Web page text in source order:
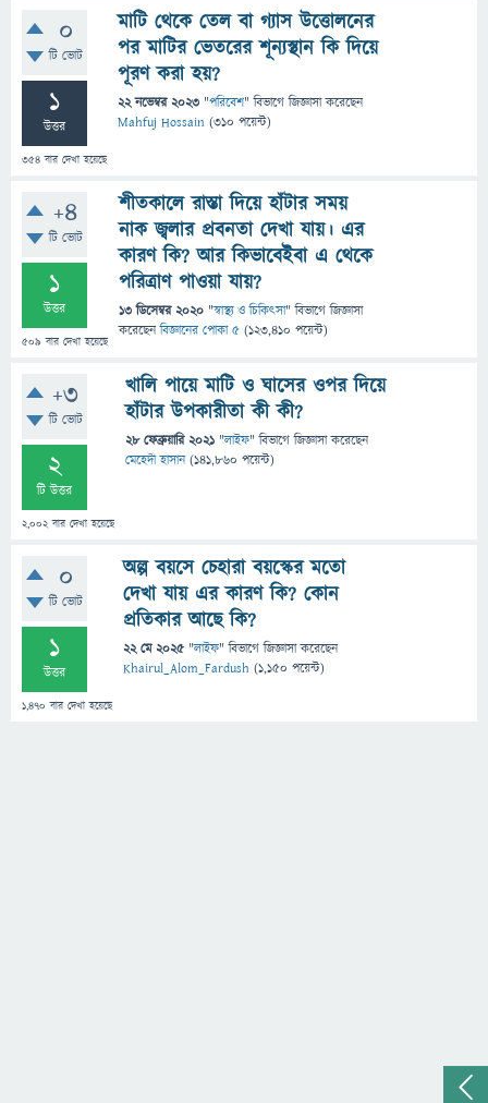
0
টি ভোট
1
উত্তর
354 বার দেখা হয়েছে
মাটি থেকে তেল বা গ্যাস উত্তোলনের
পর মাটির ভেতরের শূন্যস্থান কি দিয়ে
পূরণ করা হয়?
22 নভেম্বর 2023 "পরিবেশ" বিভাগে জিজ্ঞাসাকরেছেন
Mahfuj Hossain (310 পয়েন্ট)
+4
টি ভোট
1
উত্তর
509 বার দেখা হয়েছে
শীতকালে রাস্তা দিয়ে হাঁটার সময়
নাক জ্বলার প্রবনতা দেখা যায়। এর
কারণ কি? আর কিভাবেইবা এ থেকে
পরিত্রাণ পাওয়া যায়?
13 ডিসেম্বর 2020 "স্বাস্থ্য ও চিকিৎসা" বিভাগে জিজ্ঞাসা
করেছেনবিজ্ঞানের পোকা ৫ (123,410 পয়েন্ট)
+3
টি ভোট
2
টি উত্তর
2,002 বার দেখা হয়েছে
খালি পায়ে মাটি ও ঘাসের ওপর দিয়ে
হাঁটার উপকারীতা কী কী?
28 ফেব্রুয়ারি 2021 "লাইফ" বিভাগে জিজ্ঞাসাকরেছেন
মেহেদী হাসান (141,860 পয়েন্ট)
0
টি ভোট
1
উত্তর
1,470 বার দেখা হয়েছে
অল্প বয়সে চেহারা বয়স্কের মতো
দেখা যায় এর কারণ কি? কোন
প্রতিকার আছে কি?
22 মে 2025 "লাইফ" বিভাগে জিজ্ঞাসাকরেছেন
Khairul_Alom_Fardush (1,150 পয়েন্ট)